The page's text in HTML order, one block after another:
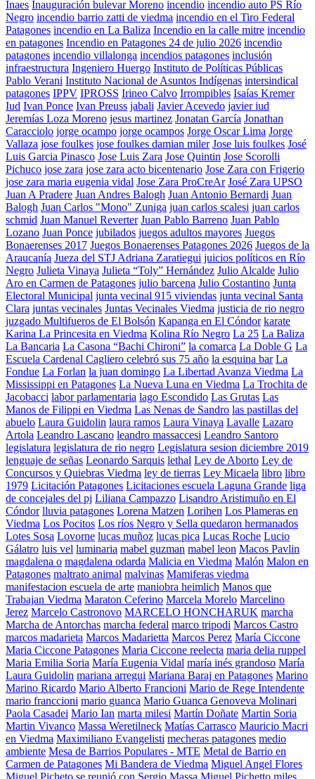
Inaes Inauguración bulevar Moreno incendio incendio auto PS Río
Negro incendio barrio zatti de viedma incendio en el Tiro Federal
Patagones incendio en La Baliza Incendio en la calle mitre incendio
en patagones Incendio en Patagones 24 de julio 2026 incendio
patagones incendio villalonga incendios patagones inclusión
infraestructura Ingeniero Huergo Instituto de Políticas Públicas
Pablo Verani Instituto Nacional de Asuntos Indígenas intersindical
patagones IPPV IPROSS Irineo Calvo Irrompibles Isaías Kremer
Iud Ivan Ponce Ivan Preuss jabali Javier Acevedo javier iud
Jeremías Loza Moreno jesus martinez Jonatan García Jonathan
Caracciolo jorge ocampo jorge ocampos Jorge Oscar Lima Jorge
Vallaza jose foulkes jose foulkes damian miler Jose luis foulkes José
Luis Garcia Pinasco Jose Luis Zara Jose Quintin Jose Scorolli
Pichuco jose zara jose zara acto bicentenario Jose Zara con Frigerio
jose zara maria eugenia vidal Jose Zara ProCreAr José Zara UPSO
Juan A Pradere Juan Andres Balogh Juan Antonio Bernardi Juan
Balogh Juan Carlos "Mono" Zuniga juan carlos scalesi juan carlos
schmid Juan Manuel Reverter Juan Pablo Barreno Juan Pablo
Lozano Juan Ponce jubilados juegos adultos mayores Juegos
Bonaerenses 2017 Juegos Bonaerenses Patagones 2026 Juegos de la
Araucanía Jueza del STJ Adriana Zaratiegui juicios políticos en Río
Negro Julieta Vinaya Julieta “Toly” Hernández Julio Alcalde Julio
Aro en Carmen de Patagones julio barcena Julio Costantino Junta
Electoral Municipal junta vecinal 915 viviendas junta vecinal Santa
Clara juntas vecinales Juntas Vecinales Viedma justicia de rio negro
juzgado Multifueros de El Bolsón Kapanga en El Cóndor karate
Karina La Princesita en Viedma Kolina Río Negro La 25 La Baliza
La Bancaria La Casona “Bachi Chironi” la comarca La Doble G La
Escuela Cardenal Cagliero celebró sus 75 año la esquina bar La
Fondue La Forlan la juan domingo La Libertad Avanza Viedma La
Mississippi en Patagones La Nueva Luna en Viedma La Trochita de
Jacobacci labor parlamentaria lago Escondido Las Grutas Las
Manos de Filippi en Viedma Las Nenas de Sandro las pastillas del
abuelo Laura Guidolin laura ramos Laura Vinaya Lavalle Lazaro
Artola Leandro Lascano leandro massaccesi Leandro Santoro
legislatura legislatura de rio negro Legislatura sesion diciembre 2019
lenguaje de señas Leonardo Sarquis lethal Ley de Aborto Ley de
Concursos y Quiebras Viedma ley de tierras Ley Micaela libro libro
1979 Licitación Patagones Licitaciones escuela Laguna Grande liga
de concejales del pj Liliana Campazzo Lisandro Aristimuño en El
Cóndor lluvia patagones Lorena Matzen Lorihen Los Plameras en
Viedma Los Pocitos Los ríos Negro y Sella quedaron hermanados
Lotes Sosa Lovorne lucas muñoz lucas pica Lucas Roche Lucio
Gálatro luis vel luminaria mabel guzman mabel leon Macos Pavlin
magdalena o magdalena odarda Malicia en Viedma Malón Malon en
Patagones maltrato animal malvinas Mamiferas viedma
manifestacion escuela de arte maniobra heimlich Manos que
Trabajan Viedma Maraton Ceferino Marcela Morelo Marcelino
Jerez Marcelo Castronovo MARCELO HONCHARUK marcha
Marcha de Antorchas marcha federal marco tripodi Marcos Castro
marcos madarieta Marcos Madarietta Marcos Perez María Ciccone
Maria Ciccone Patagones Maria Ciccone reelecta maria delia ruppel
Maria Emilia Soria María Eugenia Vidal maría inés grandoso María
Laura Guidolin mariana arregui Mariana Baraj en Patagones Marino
Marino Ricardo Mario Alberto Francioni Mario de Rege Intendente
mario franccioni mario guanca Mario Guanca Genoveva Molinari
Paola Casadei Mario Ian marta milesi Martín Doñate Martin Soria
Martin Vivanco Massa Weretilneck Matías Carrasco Mauricio Macri
en Viedma Maximiliano Evangelisti mecheras patagones medio
ambiente Mesa de Barrios Populares - MTE Metal de Barrio en
Carmen de Patagones Mi Bandera de Viedma Miguel Angel Flores
Miguel Picheto se reunió con Sergio Massa Miguel Pichetto miles